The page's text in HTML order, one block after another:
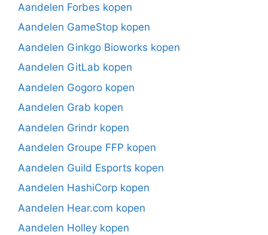
Aandelen Forbes kopen
Aandelen GameStop kopen
Aandelen Ginkgo Bioworks kopen
Aandelen GitLab kopen
Aandelen Gogoro kopen
Aandelen Grab kopen
Aandelen Grindr kopen
Aandelen Groupe FFP kopen
Aandelen Guild Esports kopen
Aandelen HashiCorp kopen
Aandelen Hear.com kopen
Aandelen Holley kopen